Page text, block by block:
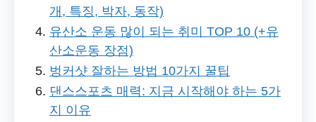
개, 특징, 박자, 동작)
유산소 운동 많이 되는 취미 TOP 10 (+유
산소운동 장점)
벙커샷 잘하는 방법 10가지 꿀팁
댄스스포츠 매력: 지금 시작해야 하는 5가
지 이유